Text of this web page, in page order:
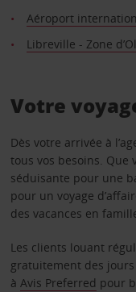
Aéroport
Libreville - Zone
Votre
Dès votre arrivée à
tous vos besoins. Que
séduisante pour une
pour un voyage
des vacances en
Les clients louant
gratuitement des
à Avis Preferred pour